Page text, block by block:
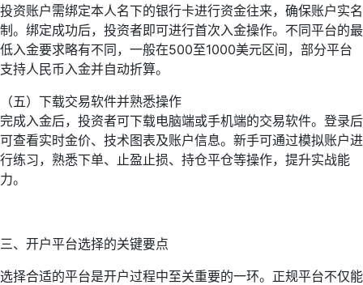
投资账户需绑定本人名下的银行卡进行资金往来，确保账户实名
制。绑定成功后，投资者即可进行首次入金操作。不同平台的最
低入金要求略有不同，一般在500至1000美元区间，部分平台
支持人民币入金并自动折算。
（五）下载交易软件并熟悉操作
完成入金后，投资者可下载电脑端或手机端的交易软件。登录后
可查看实时金价、技术图表及账户信息。新手可通过模拟账户进
行练习，熟悉下单、止盈止损、持仓平仓等操作，提升实战能
力。
三、开户平台选择的关键要点
选择合适的平台是开户过程中至关重要的一环。正规平台不仅能